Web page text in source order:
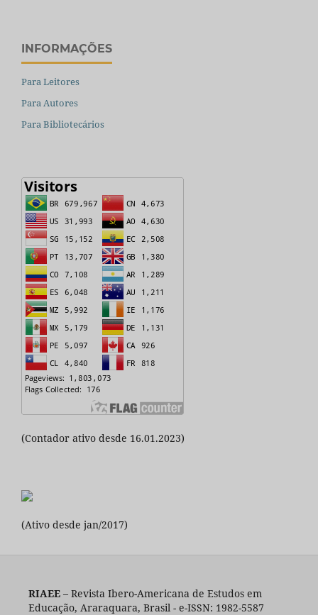
INFORMAÇÕES
Para Leitores
Para Autores
Para Bibliotecários
(Contador ativo desde 16.01.2023)
(Ativo desde jan/2017)
RIAEE– Revista Ibero-Americana de Estudos em
Educação, Araraquara, Brasil - e-ISSN: 1982-5587